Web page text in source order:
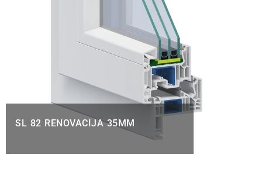
SL 82 RENOVACIJA 35MM